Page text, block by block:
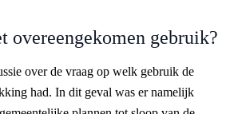
overeengekomen gebruik?
over de vraag op welk gebruik de
had. In dit geval was er namelijk